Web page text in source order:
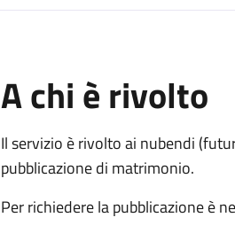
A chi è rivolto
Il servizio è rivolto ai nubendi
pubblicazione di matrimonio.
Per richiedere la pubblicazione è